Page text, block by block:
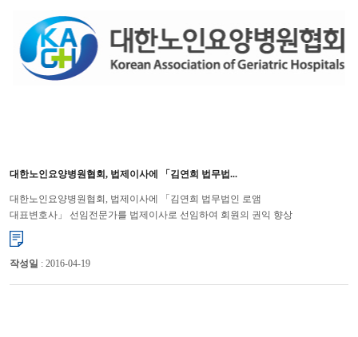
대한노인요양병원협회, 법제이사에 「김연희 법무법...
대한노인요양병원협회, 법제이사에 「김연희 법무법인 로앰
대표변호사」 선임전문가를 법제이사로 선임하여 회원의 권익 향상
기대 대한노인요양병원협회(회장 윤해영)는 지난 7월 24일에 법무법인 로...
작성일 : 2016-04-19